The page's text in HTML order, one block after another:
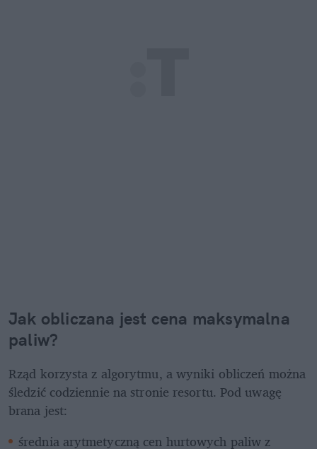
Jak obliczana jest cena maksymalna
paliw?
Rząd korzysta z algorytmu, a wyniki obliczeń można
śledzić codziennie na stronie resortu. Pod uwagę
brana jest:
średnia arytmetyczną cen hurtowych paliw z